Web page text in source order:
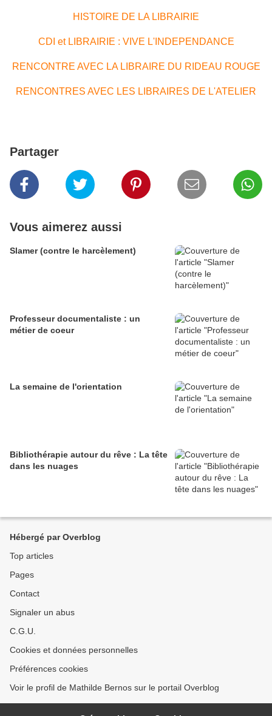
HISTOIRE DE LA LIBRAIRIE
CDI et LIBRAIRIE : VIVE L'INDEPENDANCE
RENCONTRE AVEC LA LIBRAIRE DU RIDEAU ROUGE
RENCONTRES AVEC LES LIBRAIRES DE L'ATELIER
Partager
Vous aimerez aussi
Slamer (contre le harcèlement)
Professeur documentaliste : un
métier de coeur
La semaine de l'orientation
Bibliothérapie autour du rêve : La tête
dans les nuages
Hébergé par Overblog
Top articles
Pages
Contact
Signaler un abus
C.G.U.
Cookies et données personnelles
Préférences cookies
Voir le profil de Mathilde Bernos sur le portail Overblog